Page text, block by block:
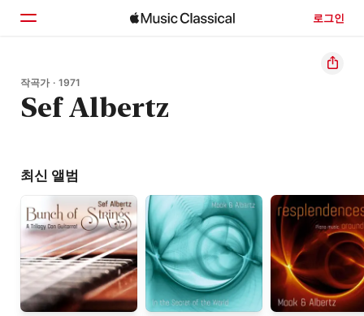
로그인
홈
둘러보기
작곡가 · 1971
Sef Albertz
최신 앨범